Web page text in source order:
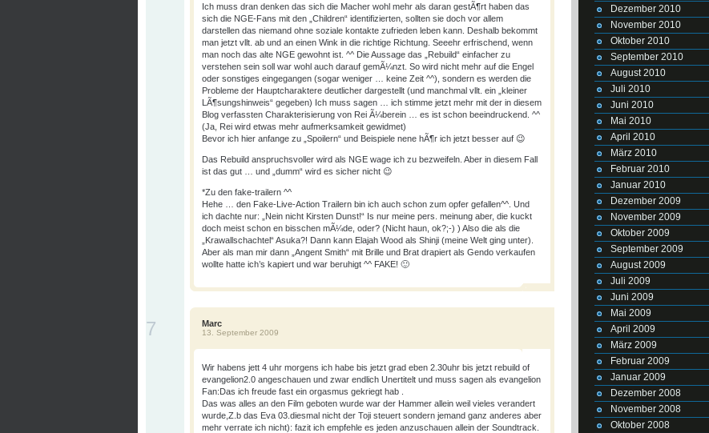
Ich muss dran denken das sich die Macher wohl mehr als daran gestÃ¶rt haben das
sich die NGE-Fans mit den „Children“ identifizierten, sollten sie doch vor allem
darstellen das niemand ohne soziale kontakte zufrieden leben kann. Deshalb bekommt
man jetzt vllt. ab und an einen Wink in die richtige Richtung. Seeehr erfrischend, wenn
man noch das alte NGE gewohnt ist. ^^ Die Aussage das „Rebuild“ einfacher zu
verstehen sein soll war wohl auch darauf gemÃ¼nzt. So wird nicht mehr auf die Engel
oder sonstiges eingegangen (sogar weniger … keine Zeit ^^), sondern es werden die
Probleme der Hauptcharaktere deutlicher dargestellt (und manchmal vllt. ein „kleiner
LÃ¶sungshinweis“ gegeben) Ich muss sagen … ich stimme jetzt mehr mit der in diesem
Blog verfassten Charakterisierung von Rei Ã¼berein … es ist schon beeindruckend. ^^
(Ja, Rei wird etwas mehr aufmerksamkeit gewidmet)
Bevor ich hier anfange zu „Spoilern“ und Beispiele nene hÃ¶r ich jetzt besser auf 😉
Das Rebuild anspruchsvoller wird als NGE wage ich zu bezweifeln. Aber in diesem Fall
ist das gut … und „dumm“ wird es sicher nicht 😉
*Zu den fake-trailern ^^
Hehe … den Fake-Live-Action Trailern bin ich auch schon zum opfer gefallen^^. Und
ich dachte nur: „Nein nicht Kirsten Dunst!“ Is nur meine pers. meinung aber, die kuckt
doch meist schon en bisschen mÃ¼de, oder? (Nicht haun, ok?;-) ) Also die als die
„Krawallschachtel“ Asuka?! Dann kann Elajah Wood als Shinji (meine Welt ging unter).
Aber als man mir dann „Angent Smith“ mit Brille und Brat drapiert als Gendo verkaufen
wollte hatte ich’s kapiert und war beruhigt ^^ FAKE! 🙂
Marc
13. September 2009
7
Wir habens jett 4 uhr morgens ich habe bis jetzt grad eben 2.30uhr bis jetzt rebuild of
evangelion2.0 angeschauen und zwar endlich Unertitelt und muss sagen als evangelion
Fan:Das ich freude fast ein orgasmus gekriegt hab .
Das was alles an den Film geboten wurde war der Hammer allein weil vieles verandert
wurde,Z.b das Eva 03.diesmal nicht der Toji steuert sondern jemand ganz anderes aber
mehr verrate ich nicht): fazit ich empfehle es jeden anzuschauen allein der Soundtrack.
Dezember 2010
November 2010
Oktober 2010
September 2010
August 2010
Juli 2010
Juni 2010
Mai 2010
April 2010
März 2010
Februar 2010
Januar 2010
Dezember 2009
November 2009
Oktober 2009
September 2009
August 2009
Juli 2009
Juni 2009
Mai 2009
April 2009
März 2009
Februar 2009
Januar 2009
Dezember 2008
November 2008
Oktober 2008